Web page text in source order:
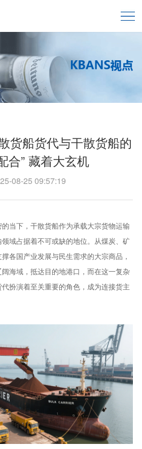
货船货代与干散货船的
合” 藏着大玄机
08-25 09:57:19
当下，干散货船作为承载大宗货物运输
域占据着不可或缺的地位。从煤炭、矿
各国产业发展与民生需求的大宗商品，
海域，抵达目的地港口，而在这一复杂
扮演着至关重要的角色，成为连接货主